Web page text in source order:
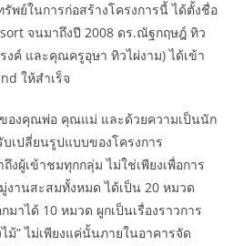
พย์ในการก่อสร้างโครงการนี้ ได้ตั้งชื่อ
จนมาถึงปี 2008 ดร.ณัฐกฤษฎ์ ทิว
ค์ และคุณครูอุษา ทิวไผ่งาม) ได้เข้า
ให้สำเร็จ
องคุณพ่อ คุณแม่ และด้วยความเป็นนัก
เปลี่ยนรูปแบบของโครงการ
งผู้เข้าชมทุกกลุ่ม ไม่ใช่เพียงเพื่อการ
งานสะสมทั้งหมด ได้เป็น 20 หมวด
าได้ 10 หมวด ผูกเป็นเรื่องราวการ
ม้” ไม่เพียงแค่นั้นภายในอาคารจัด